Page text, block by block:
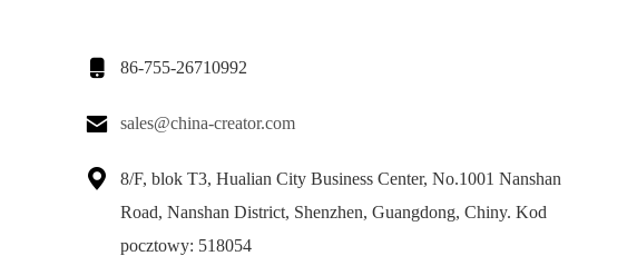
 86-755-26710992
 sales@china-creator.com

8/F, blok T3, Hualian City Business Center, No.1001 Nanshan
Road, Nanshan District, Shenzhen, Guangdong, Chiny. Kod
pocztowy: 518054